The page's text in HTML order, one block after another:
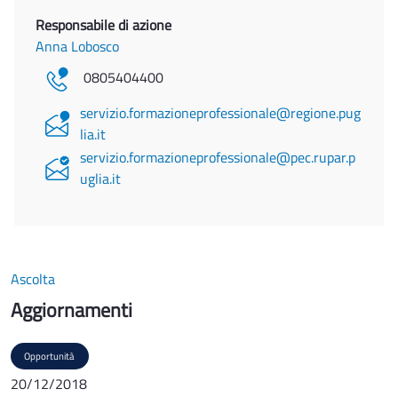
Responsabile di azione
Anna Lobosco
0805404400
servizio.formazioneprofessionale@regione.pug
lia.it
servizio.formazioneprofessionale@pec.rupar.p
uglia.it
Ascolta
Aggiornamenti
Opportunità
20/12/2018